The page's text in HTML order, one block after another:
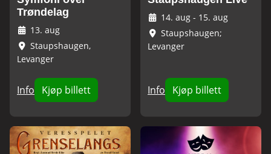
Trøndelag
13. aug
Staupshaugen,
Levanger
Info Kjøp billett
14. aug - 15. aug
Staupshaugen;
Levanger
Info Kjøp billett